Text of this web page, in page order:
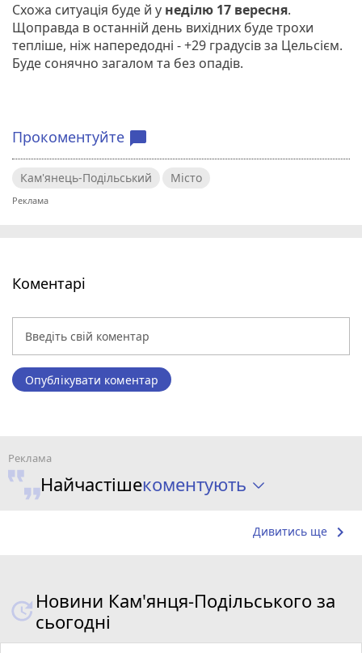
Схожа ситуація буде й у неділю 17 вересня.
Щоправда в останній день вихідних буде трохи
тепліше, ніж напередодні - +29 градусів за Цельсієм.
Буде сонячно загалом та без опадів.
Прокоментуйте chat_bubble
Кам'янець-Подільський Місто
Коментарі
Опублікувати коментар
Найчастішекоментують
Дивитись ще keyboard_arrow_right
Новини Кам'янця-Подільського за
сьогодні